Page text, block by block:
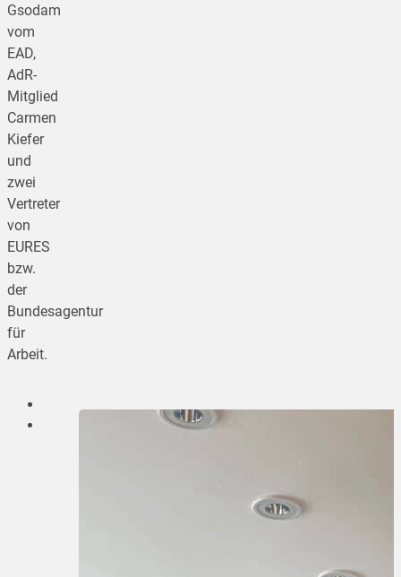
Gsodam
vom
EAD,
AdR-
Mitglied
Carmen
Kiefer
und
zwei
Vertreter
von
EURES
bzw.
der
Bundesagentur
für
Arbeit.